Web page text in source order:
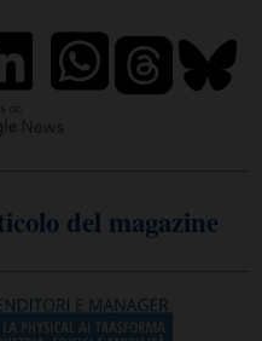
del magazine